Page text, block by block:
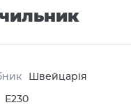
Швейцарія
Е230